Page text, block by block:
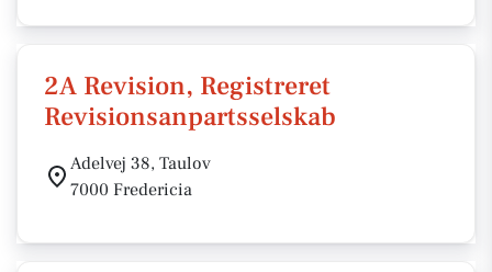
2A Revision, Registreret
Revisionsanpartsselskab
Adelvej 38, Taulov
7000 Fredericia